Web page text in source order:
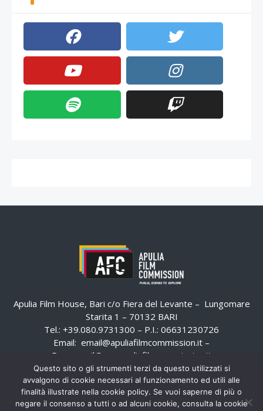
Apulia Film House, Bari c/o Fiera del Levante – Lungomare
Starita 1 – 70132 BARI
Tel.: +39.080.9731300 – P.I.: 06631230726
Email: email@apuliafilmcommission.it –
Pec:
email@pec.apuliafilmcommission.it
Questo sito o gli strumenti terzi da questo utilizzati si
avvalgono di cookie necessari al funzionamento ed utili alle
finalità illustrate nella cookie policy. Se vuoi saperne di più o
negare il consenso a tutti o ad alcuni cookie, consulta la cookie